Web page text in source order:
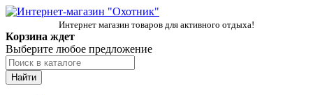
Интернет магазин товаров для активного отдыха!
Корзина ждет
Выберите любое предложение
Найти